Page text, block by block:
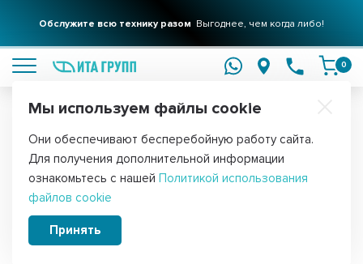
Обслужите всю технику разом Выгоднее, чем когда либо!
0
Главная
Запчасти для пылесоса Samsung
S5660
Мы используем файлы cookie
Они обеспечивают бесперебойную работу сайта.
Для получения дополнительной информации
ознакомьтесь с нашей Политикой использования
файлов cookie
Принять